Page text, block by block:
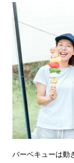
バーベキューは動